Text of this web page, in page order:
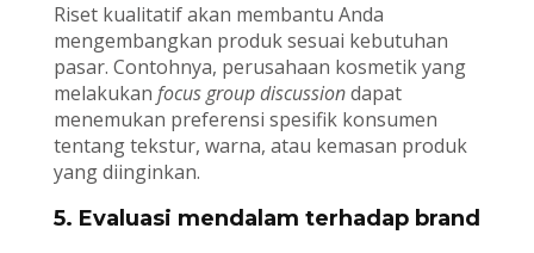
Riset kualitatif akan membantu Anda
mengembangkan produk sesuai kebutuhan
pasar. Contohnya, perusahaan kosmetik yang
melakukan focus group discussiondapat
menemukan preferensi spesifik konsumen
tentang tekstur, warna, atau kemasan produk
yang diinginkan.
5. Evaluasi mendalam terhadap brand